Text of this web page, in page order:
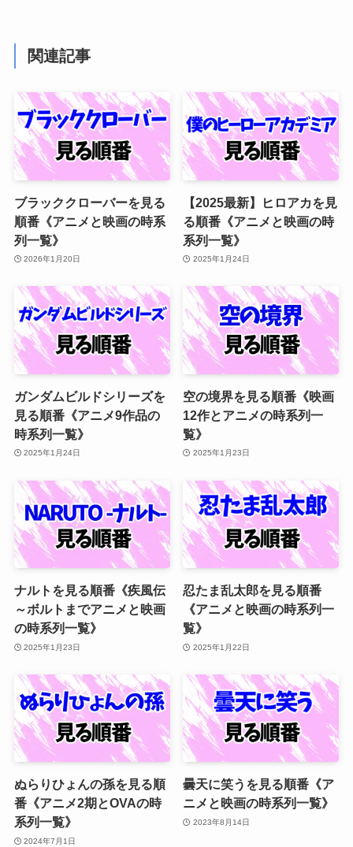
関連記事
ブラッククローバーを見る
順番《アニメと映画の時系
列一覧》
2026年1月20日
【2025最新】ヒロアカを見
る順番《アニメと映画の時
系列一覧》
2025年1月24日
ガンダムビルドシリーズを
見る順番《アニメ9作品の
時系列一覧》
2025年1月24日
空の境界を見る順番《映画
12作とアニメの時系列一
覧》
2025年1月23日
ナルトを見る順番《疾風伝
～ボルトまでアニメと映画
の時系列一覧》
2025年1月23日
忍たま乱太郎を見る順番
《アニメと映画の時系列一
覧》
2025年1月22日
ぬらりひょんの孫を見る順
番《アニメ2期とOVAの時
系列一覧》
2024年7月1日
曇天に笑うを見る順番《ア
ニメと映画の時系列一覧》
2023年8月14日